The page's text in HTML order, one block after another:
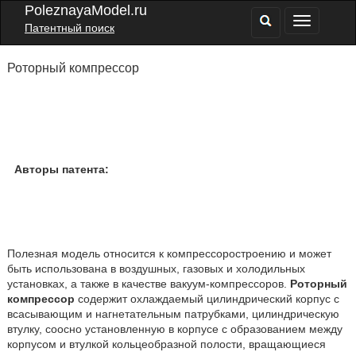
PoleznayaModel.ru
Патентный поиск
Роторный компрессор
Авторы патента:
Полезная модель относится к компрессоростроению и может
быть использована в воздушных, газовых и холодильных
установках, а также в качестве вакуум-компрессоров. Роторный
компрессор содержит охлаждаемый цилиндрический корпус с
всасывающим и нагнетательным патрубками, цилиндрическую
втулку, соосно установленную в корпусе с образованием между
корпусом и втулкой кольцеобразной полости, вращающиеся